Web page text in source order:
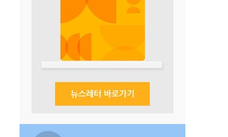
뉴스레터 바로가기